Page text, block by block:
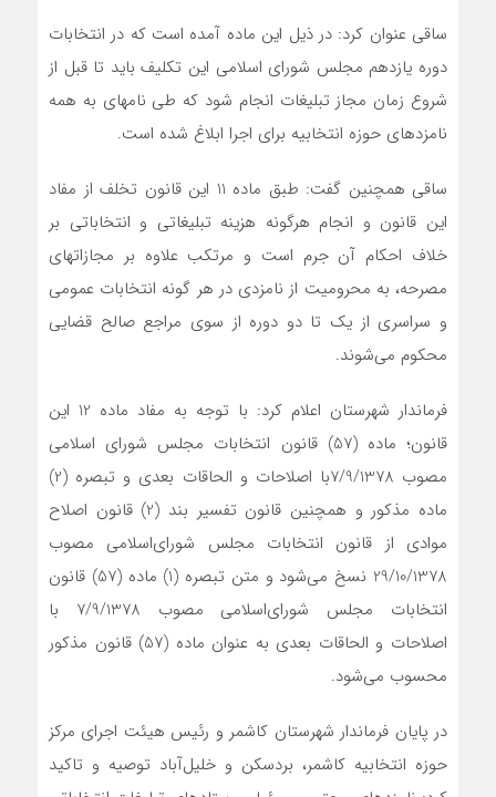
ساقی عنوان کرد: در ذیل این ماده آمده است که در انتخابات
دوره یازدهم مجلس شورای اسلامی این تکلیف باید تا قبل از
شروع زمان مجاز تبلیغات انجام شود که طی نامه‎ای به همه
نامزدهای حوزه انتخابیه برای اجرا ابلاغ شده است.
ساقی همچنین گفت: طبق ماده 11 این قانون تخلف از مفاد
این قانون و انجام هرگونه هزینه تبلیغاتی و انتخاباتی بر
خلاف احکام آن جرم است و مرتکب علاوه بر مجازات‎های
مصرحه، به محرومیت از نامزدی در هر گونه انتخابات عمومی
و سراسری از یک تا دو دوره از سوی مراجع صالح قضایی
محکوم می‌شوند.
فرماندار شهرستان اعلام کرد: با توجه به مفاد ماده 12 این
قانون؛ ماده (57) قانون انتخابات مجلس شورای اسلامی
مصوب 7/9/1378با اصلاحات و الحاقات بعدی و تبصره (2)
ماده مذکور و همچنین قانون تفسیر بند (2) قانون اصلاح
موادی از قانون انتخابات مجلس شورای‌اسلامی مصوب
29/10/1378 نسخ می‌شود و متن تبصره (1) ماده (57) قانون
انتخابات مجلس شورای‌اسلامی مصوب 7/9/1378 با
اصلاحات و الحاقات بعدی به عنوان ماده (57) قانون مذکور
محسوب می‌شود.
در پایان فرماندار شهرستان کاشمر و رئیس هیئت اجرای مرکز
حوزه انتخابیه کاشمر، بردسکن و خلیل‌آباد توصیه و تاکید